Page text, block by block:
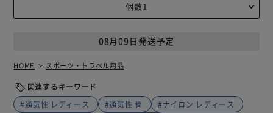
08月09日発送予定
HOME スポーツ・トラベル用品
関連するキーワード
#通気性 レディース
#通気性 骨
#ナイロン レディース